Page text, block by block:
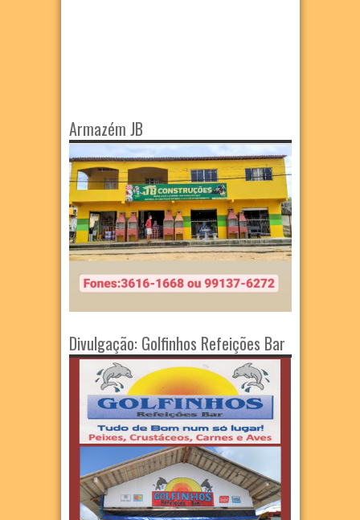
Armazém JB
Divulgação: Golfinhos Refeições Bar